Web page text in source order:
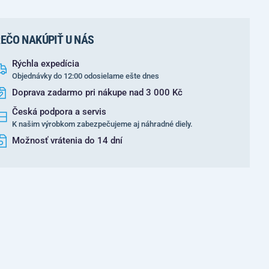
NAKÚPIŤ U NÁS
Rýchla expedícia
Objednávky do 12:00 odosielame ešte dnes
Doprava zadarmo pri nákupe nad 3 000 Kč
Česká podpora a servis
K našim výrobkom zabezpečujeme aj náhradné diely.
Možnosť vrátenia do 14 dní